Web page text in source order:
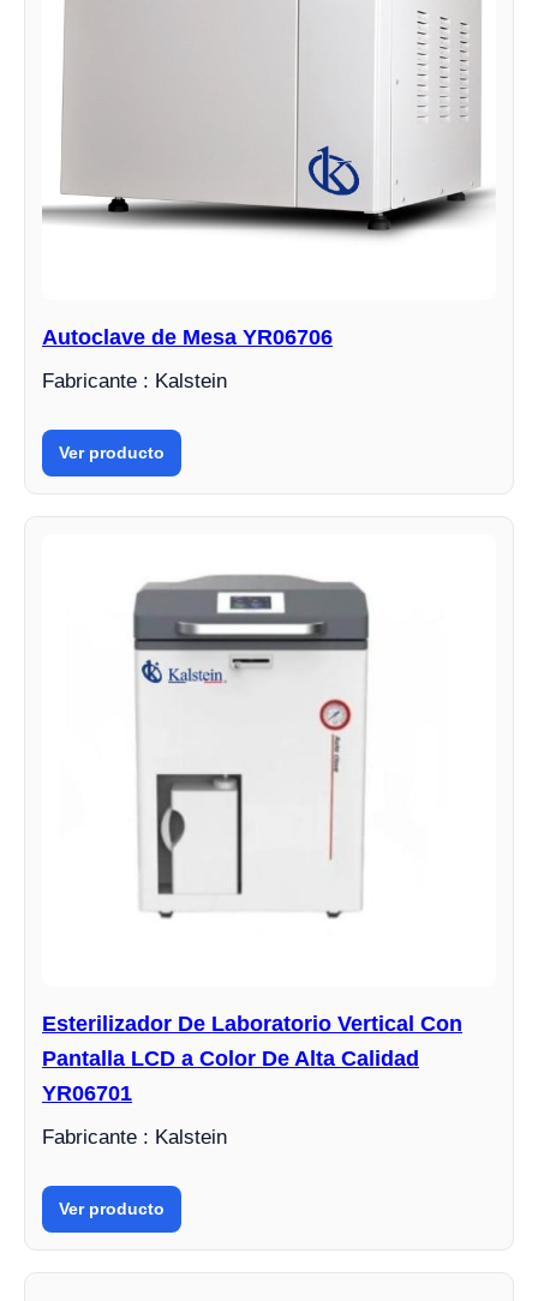
Autoclave de Mesa YR06706
Fabricante : Kalstein
Ver producto
Esterilizador De Laboratorio Vertical Con
Pantalla LCD a Color De Alta Calidad
YR06701
Fabricante : Kalstein
Ver producto